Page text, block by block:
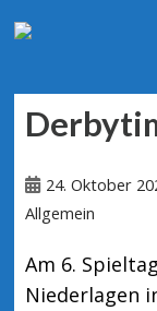
24. Oktober
Allgemein
Am 6.
Niederlagen